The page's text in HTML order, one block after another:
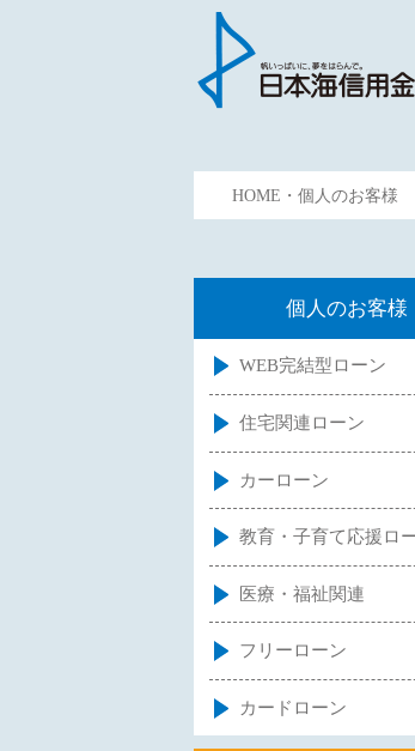
HOME・個人のお客様
個人のお客様
WEB完結型ローン
住宅関連ローン
カーローン
教育・子育て応援ロ
医療・福祉関連
フリーローン
カードローン